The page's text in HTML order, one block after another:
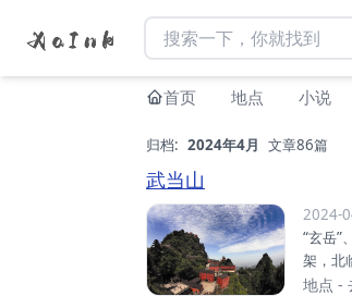
首页 地点 小说
归档: 2024年4月 文章86篇
武当山
2024-
“玄岳”
架，北
“皇室
地点 -